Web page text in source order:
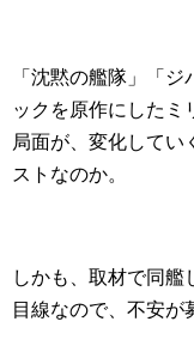
「沈黙の艦隊」「
ックを原作にしたミ
局面が、変化してい
ストなのか。
しかも、取材で同艦
目線なので、不安が